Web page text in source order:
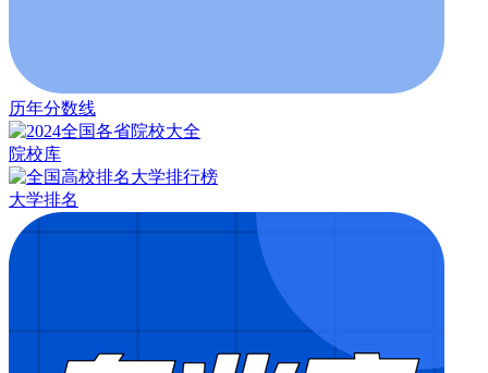
历年分数线
院校库
大学排名